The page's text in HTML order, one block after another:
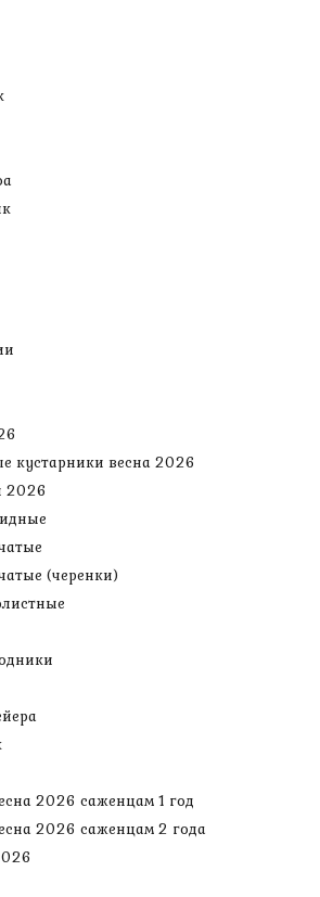
кустарники весна 2026
2026
(черенки)
2026 саженцам 1 год
2026 саженцам 2 года